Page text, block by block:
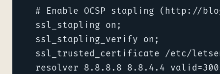
# Enable OCSP stapling (http://
  ssl_stapling on;
  ssl_stapling_verify on;
ssl_trusted_certificate /etc/
resolver 8.8.8.8 8.8.4.4